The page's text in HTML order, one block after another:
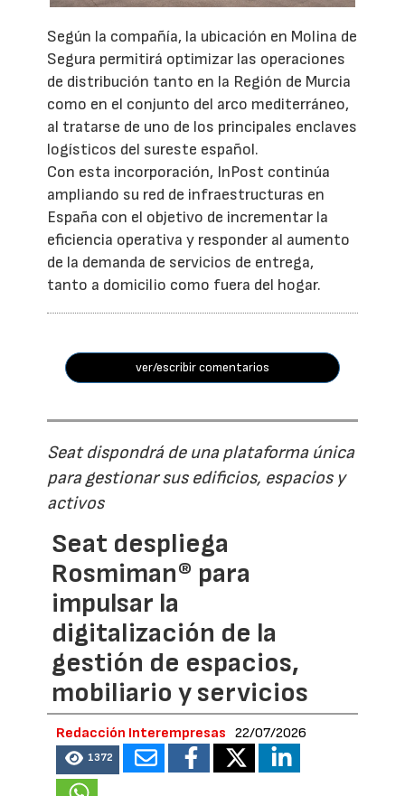
Según la compañía, la ubicación en Molina de
Segura permitirá optimizar las operaciones
de distribución tanto en la Región de Murcia
como en el conjunto del arco mediterráneo,
al tratarse de uno de los principales enclaves
logísticos del sureste español.
Con esta incorporación, InPost continúa
ampliando su red de infraestructuras en
España con el objetivo de incrementar la
eficiencia operativa y responder al aumento
de la demanda de servicios de entrega,
tanto a domicilio como fuera del hogar.
ver/escribir comentarios
Seat dispondrá de una plataforma única
para gestionar sus edificios, espacios y
activos
Seat despliega
Rosmiman® para
impulsar la
digitalización de la
gestión de espacios,
mobiliario y servicios
Redacción Interempresas 22/07/2026
1372